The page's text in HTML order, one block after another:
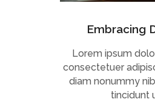
Embracing
Lorem ipsum
consectetuer
diam nonummy
tincidunt